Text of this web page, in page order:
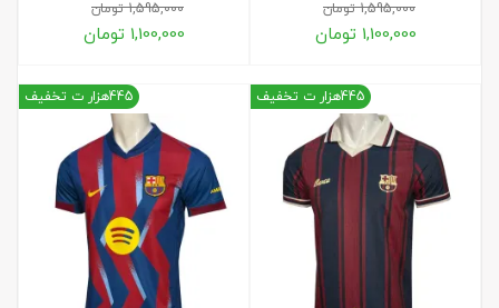
1,595,000تومان
1,100,000 تومان
1,595,000تومان
1,100,000 تومان
445هزار ت تخفیف 445هزار ت تخفیف